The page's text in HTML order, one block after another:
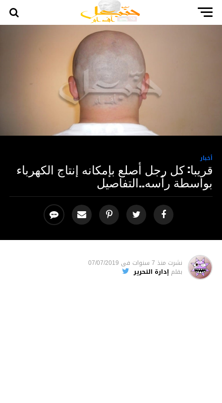
أخبار
قريبا: كل رجل أصلع بإمكانه إنتاج الكهرباء
بواسطة رأسه..التفاصيل
نشرت منذ 7 سنوات فى 07/07/2019
بقلم إدارة التحرير